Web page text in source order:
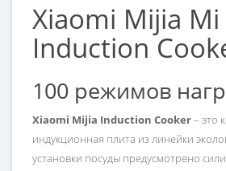
Xiaomi Mijia
Induction
100 режимов
Xiaomi Mijia Induction Cooker– это
индукционная плита из линейки
установки посуды предусмотрено